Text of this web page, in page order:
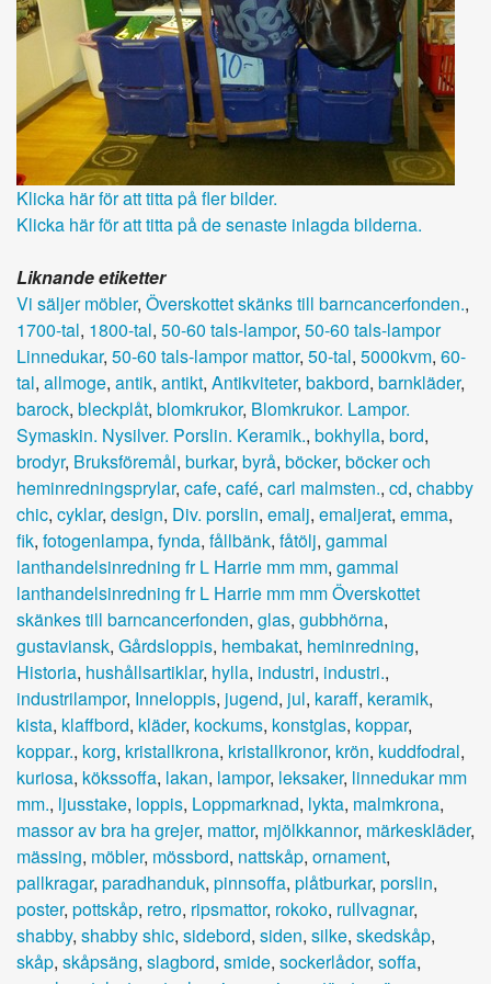
Klicka här för att titta på fler bilder.
Klicka här för att titta på de senaste inlagda bilderna.
Liknande etiketter
Vi säljer möbler, Överskottet skänks till barncancerfonden.,
1700-tal, 1800-tal, 50-60 tals-lampor, 50-60 tals-lampor
Linnedukar, 50-60 tals-lampor mattor, 50-tal, 5000kvm, 60-
tal, allmoge, antik, antikt, Antikviteter, bakbord, barnkläder,
barock, bleckplåt, blomkrukor, Blomkrukor. Lampor.
Symaskin. Nysilver. Porslin. Keramik., bokhylla, bord,
brodyr, Bruksföremål, burkar, byrå, böcker, böcker och
heminredningsprylar, cafe, café, carl malmsten., cd, chabby
chic, cyklar, design, Div. porslin, emalj, emaljerat, emma,
fik, fotogenlampa, fynda, fållbänk, fåtölj, gammal
lanthandelsinredning fr L Harrie mm mm, gammal
lanthandelsinredning fr L Harrie mm mm Överskottet
skänkes till barncancerfonden, glas, gubbhörna,
gustaviansk, Gårdsloppis, hembakat, heminredning,
Historia, hushållsartiklar, hylla, industri, industri.,
industrilampor, Inneloppis, jugend, jul, karaff, keramik,
kista, klaffbord, kläder, kockums, konstglas, koppar,
koppar., korg, kristallkrona, kristallkronor, krön, kuddfodral,
kuriosa, kökssoffa, lakan, lampor, leksaker, linnedukar mm
mm., ljusstake, loppis, Loppmarknad, lykta, malmkrona,
massor av bra ha grejer, mattor, mjölkkannor, märkeskläder,
mässing, möbler, mössbord, nattskåp, ornament,
pallkragar, paradhanduk, pinnsoffa, plåtburkar, porslin,
poster, pottskåp, retro, ripsmattor, rokoko, rullvagnar,
shabby, shabby shic, sidebord, siden, silke, skedskåp,
skåp, skåpsäng, slagbord, smide, sockerlådor, soffa,